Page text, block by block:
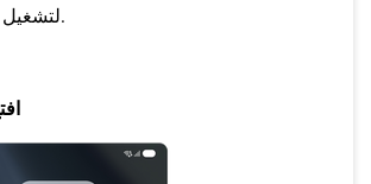
لتشغيل التطبيق مباشرة.